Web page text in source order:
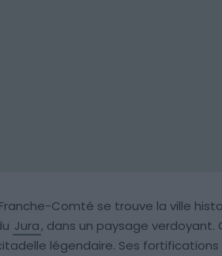
Comté se trouve la ville
Jura, dans un paysage verdoyant.
légendaire. Ses fortifications